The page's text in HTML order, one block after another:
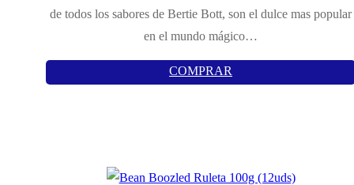
de todos los sabores de Bertie Bott, son el dulce mas popular
en el mundo mágico…
COMPRAR